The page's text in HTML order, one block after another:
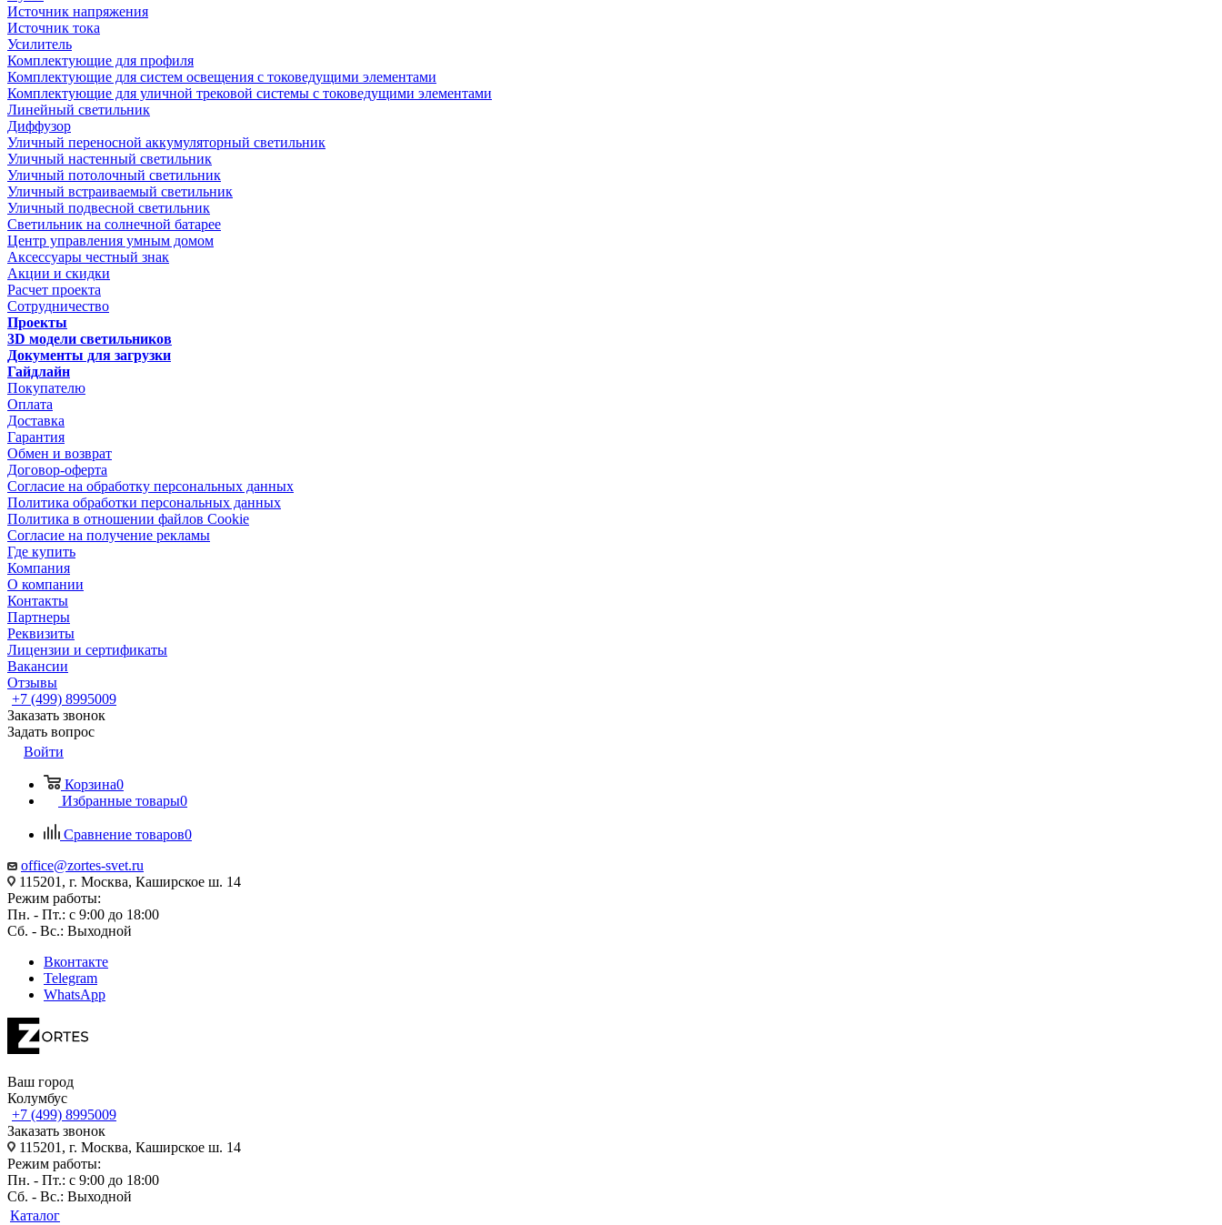
Источник напряжения
Источник тока
Усилитель
Комплектующие для профиля
Комплектующие для систем освещения с токоведущими элементами
Комплектующие для уличной трековой системы с токоведущими элементами
Линейный светильник
Диффузор
Уличный переносной аккумуляторный светильник
Уличный настенный светильник
Уличный потолочный светильник
Уличный встраиваемый светильник
Уличный подвесной светильник
Светильник на солнечной батарее
Центр управления умным домом
Аксессуары честный знак
Акции и скидки
Расчет проекта
Сотрудничество
Проекты
3D модели светильников
Документы для загрузки
Гайдлайн
Покупателю
Оплата
Доставка
Гарантия
Обмен и возврат
Договор-оферта
Согласие на обработку персональных данных
Политика обработки персональных данных
Политика в отношении файлов Cookie
Согласие на получение рекламы
Где купить
Компания
О компании
Контакты
Партнеры
Реквизиты
Лицензии и сертификаты
Вакансии
Отзывы
+7 (499) 8995009
Заказать звонок
Задать вопрос
Войти
Корзина0
Избранные товары0
Сравнение товаров0
office@zortes-svet.ru
115201, г. Москва, Каширское ш. 14
Режим работы:
Пн. - Пт.: с 9:00 до 18:00
Сб. - Вс.: Выходной
Вконтакте
Telegram
WhatsApp
Ваш город
Колумбус
+7 (499) 8995009
Заказать звонок
115201, г. Москва, Каширское ш. 14
Режим работы:
Пн. - Пт.: с 9:00 до 18:00
Сб. - Вс.: Выходной
Каталог